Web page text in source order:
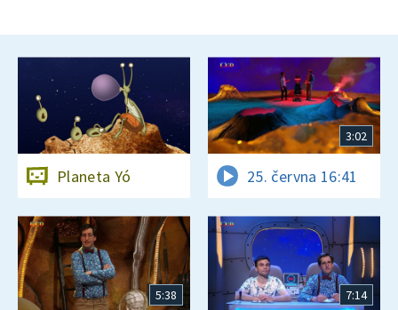
Planeta Yó
3:02
25. června 16:41
5:38 7:14